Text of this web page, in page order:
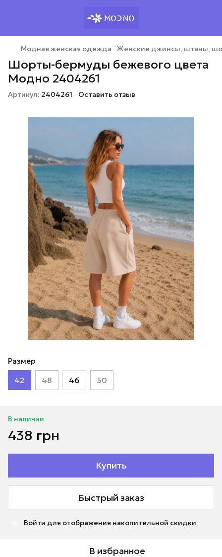
Модная женская одежда Женские джинсы, штаны,
Шорты-бермуды бежевого цвета
Модно 2404261
Артикул: 2404261 Оставить отзыв
Размер
42 48 46 50
В наличии
438 грн
Купить
Быстрый заказ
Войти для отображения накопительной скидки
В избранное